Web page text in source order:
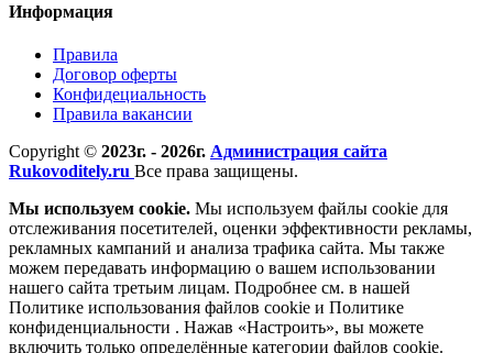
Информация
Правила
Договор оферты
Конфидециальность
Правила вакансии
Copyright © 2023г. - 2026г. Администрация сайта
Rukovoditely.ru Все права защищены.
Мы используем cookie. Мы используем файлы cookie для
отслеживания посетителей, оценки эффективности рекламы,
рекламных кампаний и анализа трафика сайта. Мы также
можем передавать информацию о вашем использовании
нашего сайта третьим лицам. Подробнее см. в нашей
Политике использования файлов cookie и Политике
конфиденциальности . Нажав «Настроить», вы можете
включить только определённые категории файлов cookie.